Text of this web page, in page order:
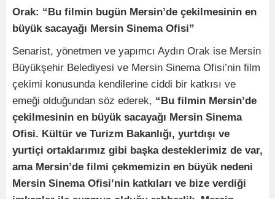
Orak: “Bu filmin bugün Mersin’de çekilmesinin en
büyük sacayağı Mersin Sinema Ofisi”
Senarist, yönetmen ve yapımcı Aydın Orak ise Mersin
Büyükşehir Belediyesi ve Mersin Sinema Ofisi’nin film
çekimi konusunda kendilerine ciddi bir katkısı ve
emeği olduğundan söz ederek, “Bu filmin Mersin’de
çekilmesinin en büyük sacayağı Mersin Sinema
Ofisi. Kültür ve Turizm Bakanlığı, yurtdışı ve
yurtiçi ortaklarımız gibi başka desteklerimiz de var,
ama Mersin’de filmi çekmemizin en büyük nedeni
Mersin Sinema Ofisi’nin katkıları ve bize verdiği